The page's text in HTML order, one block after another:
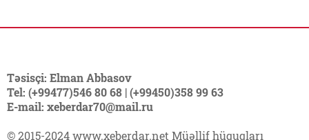
Təsisçi: Elman Abbasov
Tel: (+99477)546 80 68 | (+99450)358 99 63
E-mail: xeberdar70@mail.ru
© 2015-2024 www.xeberdar.net Müəllif hüquqları